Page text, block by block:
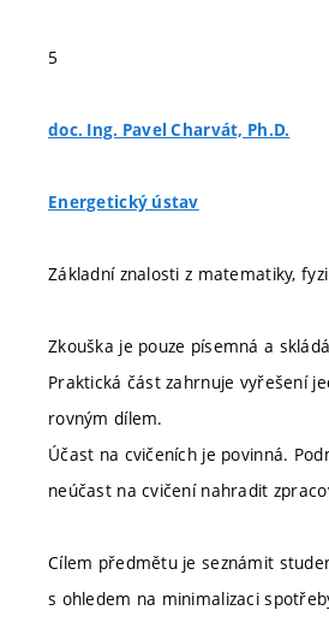
5
doc. Ing. Pavel Charvát, Ph.D.
Energetický ústav
Základní znalosti z matematiky,
Zkouška je pouze písemná a
Praktická část zahrnuje vyřešení
rovným dílem.
Účast na cvičeních je povinná.
neúčast na cvičení nahradit
Cílem předmětu je seznámit
s ohledem na minimalizaci